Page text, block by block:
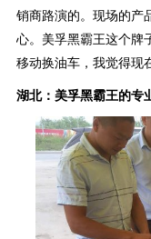
销商路演的。现场的产
心。美孚黑霸王这个牌
移动换油车，我觉得现
湖北：美孚黑霸王的专